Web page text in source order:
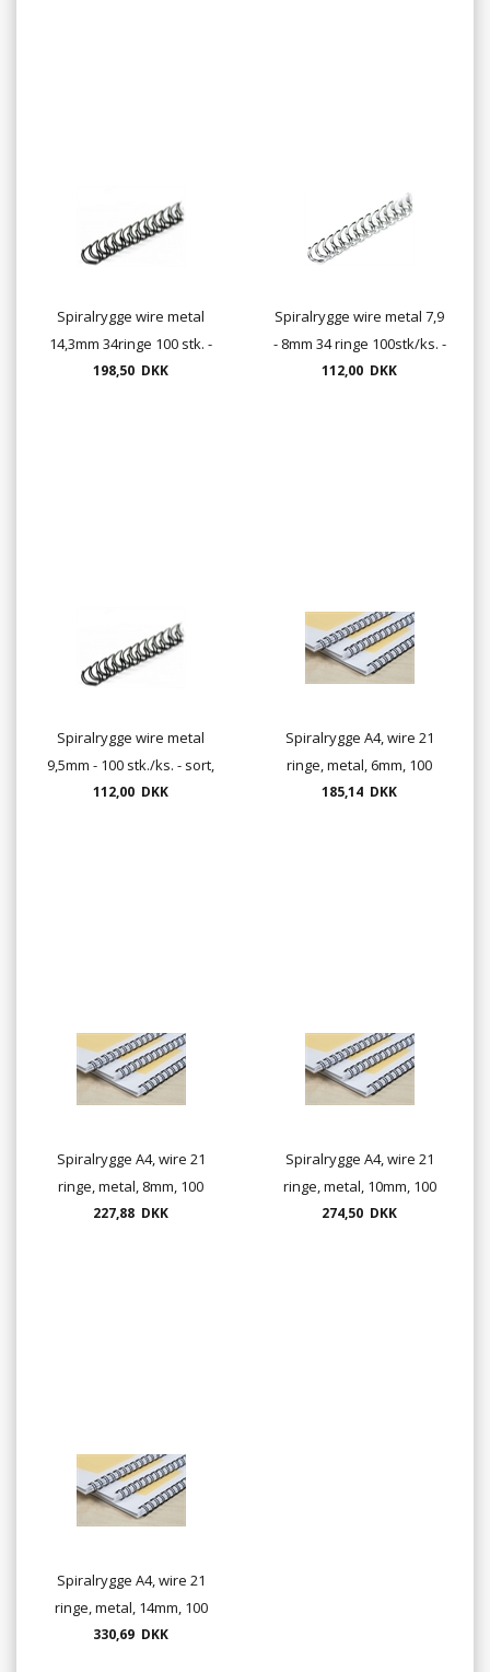
Spiralrygge wire metal
14,3mm 34ringe 100 stk. -
sort, hvid, rød, blå el. sølv
198,50 DKK
Spiralrygge wire metal 7,9
- 8mm 34 ringe 100stk/ks. -
sort , hvid, rød, blå og sølv
112,00 DKK
Spiralrygge wire metal
9,5mm - 100 stk./ks. - sort,
hvid, rød, blå el. sølv
112,00 DKK
Spiralrygge A4, wire 21
ringe, metal, 6mm, 100
stk./ks.
185,14 DKK
Spiralrygge A4, wire 21
ringe, metal, 8mm, 100
stk./ks.
227,88 DKK
Spiralrygge A4, wire 21
ringe, metal, 10mm, 100
stk./ks.
274,50 DKK
Spiralrygge A4, wire 21
ringe, metal, 14mm, 100
stk./ks.
330,69 DKK